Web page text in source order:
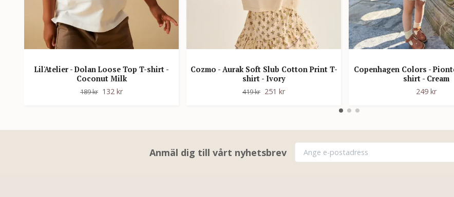
Lil'Atelier - Dolan Loose Top T-shirt -
Coconut Milk
189 kr 132 kr
Cozmo - Aurak Soft Slub Cotton Print T-
shirt - Ivory
419 kr 251 kr
Copenhagen Colors -
shirt - Cream
249 kr
Anmäl dig till vårt nyhetsbrev